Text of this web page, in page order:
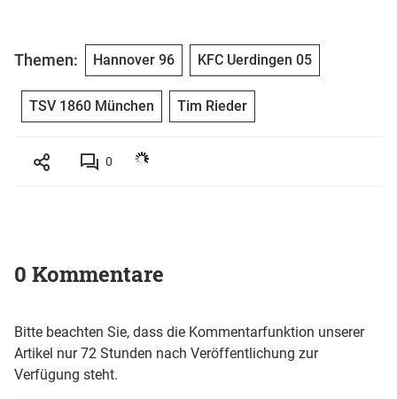
Themen: Hannover 96 KFC Uerdingen 05
TSV 1860 München Tim Rieder
0
0 Kommentare
Bitte beachten Sie, dass die Kommentarfunktion unserer
Artikel nur 72 Stunden nach Veröffentlichung zur
Verfügung steht.